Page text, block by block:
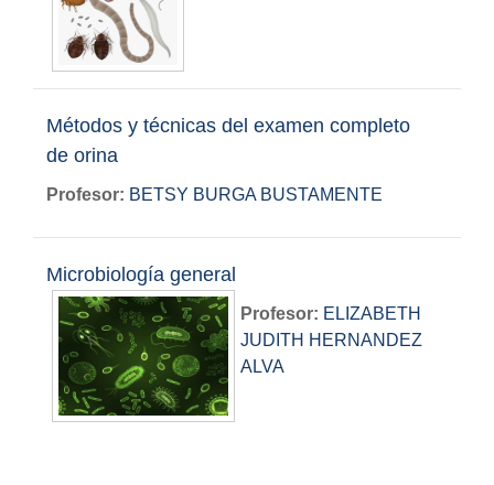
Métodos y técnicas del examen completo
de orina
Profesor: BETSY BURGA BUSTAMENTE
Microbiología general
Profesor: ELIZABETH
JUDITH HERNANDEZ
ALVA